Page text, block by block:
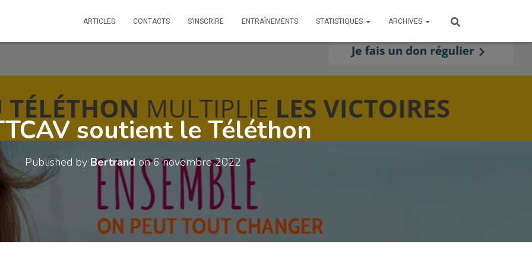
ARTICLES CONTACTS S’INSCRIRE ENTRAÎNEMENTS STATISTIQUES ARCHIVES
soutient le Téléthon
Published by Bertrand on6 novembre 2022